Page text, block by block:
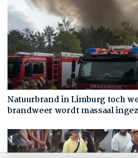
Natuurbrand in Limburg toch
brandweer wordt massaal